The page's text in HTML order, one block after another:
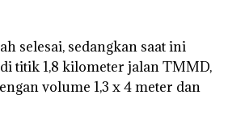
selesai, sedangkan saat ini
titik 1,8 kilometer jalan TMMD,
volume 1,3 x 4 meter dan